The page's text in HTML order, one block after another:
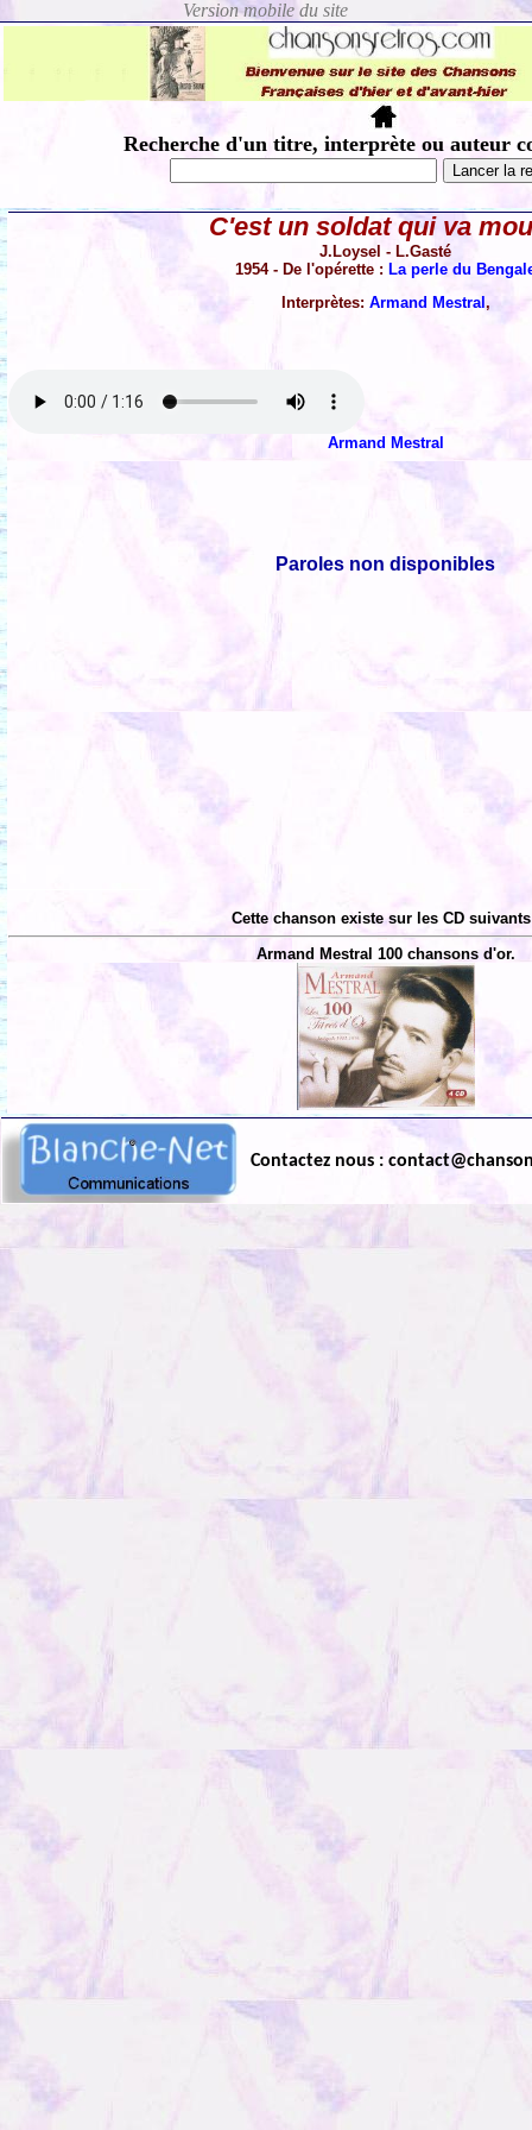
Recherche d'un titre, interprète ou auteur
C'est un soldat qui va
J.Loysel - L.Gasté
1954 - De l'opérette : La perle du
Interprètes: Armand Mestral ,
Armand Mestral
Paroles non disponibles
Cette chanson existe sur les CD
Armand Mestral 100 chansons d'or.
Contactez nous :